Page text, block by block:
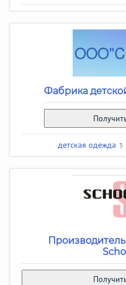
Фабрика
детская одежда 3